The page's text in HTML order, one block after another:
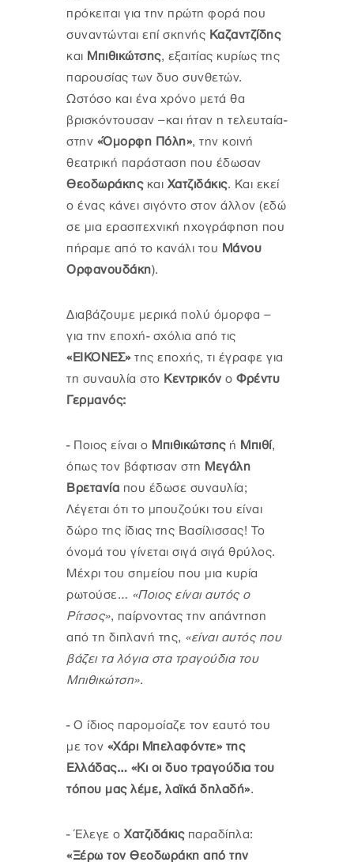
πρόκειται για την πρώτη φορά που
συναντώνται επί σκηνής Καζαντζίδης
και Μπιθικώτσης, εξαιτίας κυρίως της
παρουσίας των δυο συνθετών.
Ωστόσο και ένα χρόνο μετά θα
βρισκόντουσαν –και ήταν η τελευταία-
στην «Όμορφη Πόλη», την κοινή
θεατρική παράσταση που έδωσαν
Θεοδωράκης και Χατζιδάκις. Και εκεί
ο ένας κάνει σιγόντο στον άλλον (εδώ
σε μια ερασιτεχνική ηχογράφηση που
πήραμε από το κανάλι του Μάνου
Ορφανουδάκη).
Διαβάζουμε μερικά πολύ όμορφα –
για την εποχή- σχόλια από τις
«ΕΙΚΟΝΕΣ» της εποχής, τι έγραφε για
τη συναυλία στο Κεντρικόν ο Φρέντυ
Γερμανός:
- Ποιος είναι ο Μπιθικώτσηςή Μπιθί,
όπως τον βάφτισαν στη Μεγάλη
Βρετανία που έδωσε συναυλία;
Λέγεται ότι το μπουζούκι του είναι
δώρο της ίδιας της Βασίλισσας! Το
όνομά του γίνεται σιγά σιγά θρύλος.
Μέχρι του σημείου που μια κυρία
ρωτούσε… «Ποιος είναι αυτός ο
Ρίτσος», παίρνοντας την απάντηση
από τη διπλανή της, «είναι αυτός που
βάζει τα λόγια στα τραγούδια του
Μπιθικώτση».
- Ο ίδιος παρομοίαζε τον εαυτό του
με τον «Χάρι Μπελαφόντε» της
Ελλάδας… «Κι οι δυο τραγούδια του
τόπου μας λέμε, λαϊκά δηλαδή».
- Έλεγε ο Χατζιδάκιςπαραδίπλα:
«Ξέρω τον Θεοδωράκη από την